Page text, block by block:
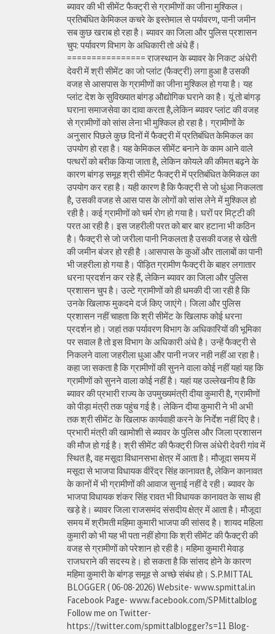
ब्यावर की भी सीमेंट फैक्ट्री से ग्रामीणों का जीना मुश्किल।
प्रतिबंधित केमिकल कचरे के इस्तेमाल से पर्यावरण, पानी जमीन
सब कुछ खराब हो रहा है। ब्यावर का जिला और पुलिस प्रशासन
चुप: पर्यावरण विभाग के अधिकारी तो अंधे हैं।
================ राजस्थान के ब्यावर के निकट अंधेरी
देवरी में श्री सीमेंट का जो प्लांट (फैक्ट्री) लगा हुआ है उसकी
वजह से आसपास के ग्रामीणों का जीना मुश्किल हो गया है। यह
प्लांट देश के सुविख्यात बांगड़ औद्योगिक घराने का है। यूं तो बांगड़
घराना समाजसेवा का दावा करता है,लेकिन ब्यावर प्लांट की वजह
से ग्रामीणों को सांस लेना भी मुश्किल हो रहा है। ग्रामीणों के
अनुसार पिछले कुछ दिनों में फैक्ट्री में प्रतिबंधित केमिकल का
उपयोग हो रहा है। यह केमिकल सीमेंट बनाने के काम आने वाले
पत्थरों को बरीक किया जाता है, लेकिन कोयले की कीमत बढ़ने के
कारण बांगड़ समूह श्री सीमेंट फैक्ट्री में प्रतिबंधित केमिकल का
उपयोग कर रहा है। यही कारण है कि फैक्ट्री से जो धुंआ निकलता
है, उसकी वजह से आस पास के लोगों को सांस लेने में मुश्किल हो
रही है। कई ग्रामीणों को चर्म रोग हो गया है। घरों पर मिट्टी की
परत आ रही है। इस जहरीली परत को बार बार हटाना भी कठिन
है। फैक्ट्री से जो जरीला पानी निकलता है उसकी वजह से खेती
की जमीन बंजर हो रही है ।आसपास के कुओं और तालाबों का पानी
भी जहरीला हो गया है। पीड़ित ग्रामीण फैक्ट्री के बाहर लगातार
धरना प्रदर्शन कर रहे हैं, लेकिन ब्यावर का जिला और पुलिस
प्रशासन चुप है। उल्टे ग्रामीणों को ही धमकी दी जा रही है कि
उनके खिलाफ मुकदमे दर्ज किए जाएंगे। जिला और पुलिस
प्रशासन नहीं चाहता कि श्री सीमेंट के खिलाफ कोई धरना
प्रदर्शन हो। जहां तक पर्यावरण विभाग के अधिकारियों की भूमिका
पर सवाल है तो इस विभाग के अधिकारी अंधे है। उन्हें फैक्ट्री से
निकलने वाला जहरीला धुआ और पानी नजर नही नहीं आ रहा है।
कहा जा सकता है कि ग्रामीणों की सुनने वाला कोई नहीं यहां यह कि
ग्रामीणों को सुनने वाला कोई नहीं है। यहां यह उल्लेखनीय है कि
ब्यावर की प्रभारी राज्य के उपमुख्यमंत्री दीया कुमारी है, ग्रामीणों
को पीड़ा मंत्री तक पहुंच गई है। लेकिन दीया कुमारी ने भी अभी
तक श्री सीमेंट के खिलाफ कार्यवाही करने के निर्देश नहीं दिए है।
प्रभारी मंत्री की खामोशी से ब्यावर के पुलिस और जिला प्रशासन
की मौज हो गई है। श्री सीमेंट की फैक्ट्री जिस अंधेरी देवरी गांव में
स्थित है, वह मसूदा विधानसभा क्षेत्र में आता है। मौजूदा समय में
मसूदा से भाजपा विधायक वीरेंद्र सिंह कानावत है, लेकिन कानावत
के कानों में भी ग्रामीणों की आवाज सुनाई नहीं दे रही। ब्यावर के
भाजपा विधायक शंकर सिंह रावत भी विधायक कानावत के साथ ही
खड़े हे। ब्यावर जिला राजसमंद संसदीय क्षेत्र में आता है। मौजूदा
समय में श्रीमती महिमा कुमारी भाजपा की सांसद है। शायद महिला
कुमारी को भी यह भी पता नहीं होगा कि श्री सीमेंट की फैक्ट्री की
वजह से ग्रामीणों को परेशान हो रही है। महिमा कुमारी मेवाड़
राजघराने की सदस्य हे। हो सकता है कि सांसद होने के कारण
महिमा कुमारी के बांगड़ समूह से अच्छे संबंध हो। S.P.MITTAL
BLOGGER ( 06-08-2026) Website- www.spmittal.in
Facebook Page- www.facebook.com/SPMittalblog
Follow me on Twitter-
https://twitter.com/spmittalblogger?s=11 Blog-